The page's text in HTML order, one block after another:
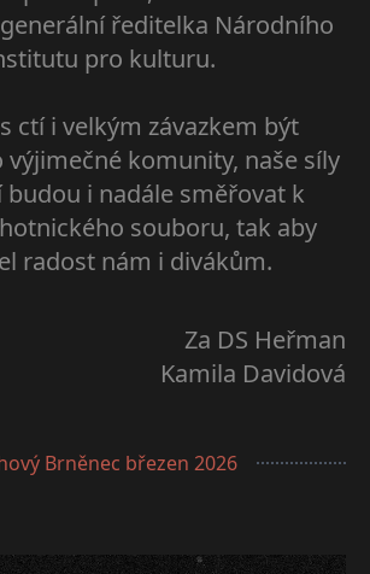
ředitelka Národního
pro kulturu.
ctí i velkým závazkem být
výjimečné komunity, naše síly
budou i nadále směřovat k
souboru, tak aby
radost nám i divákům.
Za DS Heřman
Kamila Davidová
Brněnec březen 2026